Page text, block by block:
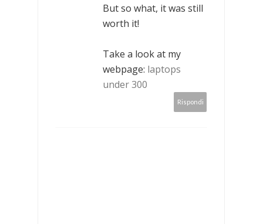
But so what, it was still
worth it!
Take a look at my
webpage: laptops
under 300
Rispondi